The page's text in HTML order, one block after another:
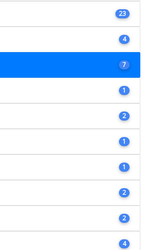
23
4
7
1
2
1
1
2
2
4